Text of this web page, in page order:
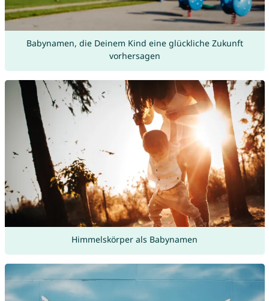
Babynamen, die Deinem Kind eine glückliche Zukunft
vorhersagen
Himmelskörper als Babynamen